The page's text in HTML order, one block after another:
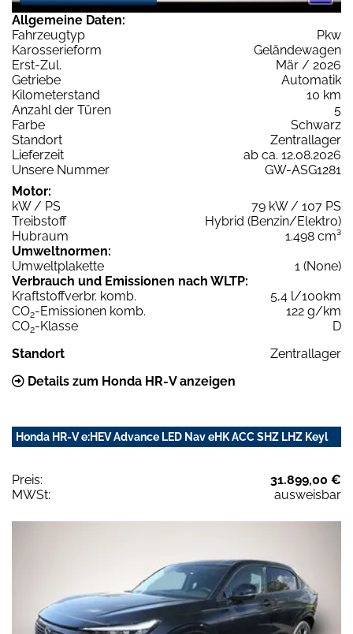
Allgemeine Daten:
Fahrzeugtyp
Pkw
Karosserieform
Geländewagen
Erst-Zul.
Mär / 2026
Getriebe
Automatik
Kilometerstand
10 km
Anzahl der Türen
5
Farbe
Schwarz
Standort
Zentrallager
Lieferzeit
ab ca. 12.08.2026
Unsere Nummer
GW-ASG1281
Motor:
kW / PS
79 kW / 107 PS
Treibstoff
Hybrid (Benzin/Elektro)
Hubraum
1.498 cm³
Umweltnormen:
Umweltplakette
1 (None)
Verbrauch und Emissionen nach WLTP:
Kraftstoffverbr. komb.
5,4 l/100km
CO2-Emissionen komb.
122 g/km
CO2-Klasse
D
Standort
Zentrallager
Details zum Honda HR-V anzeigen
Honda HR-V e:HEV Advance LED Nav eHK ACC SHZ LHZ Keyl
Preis:
31.899,00 €
MWSt:
ausweisbar